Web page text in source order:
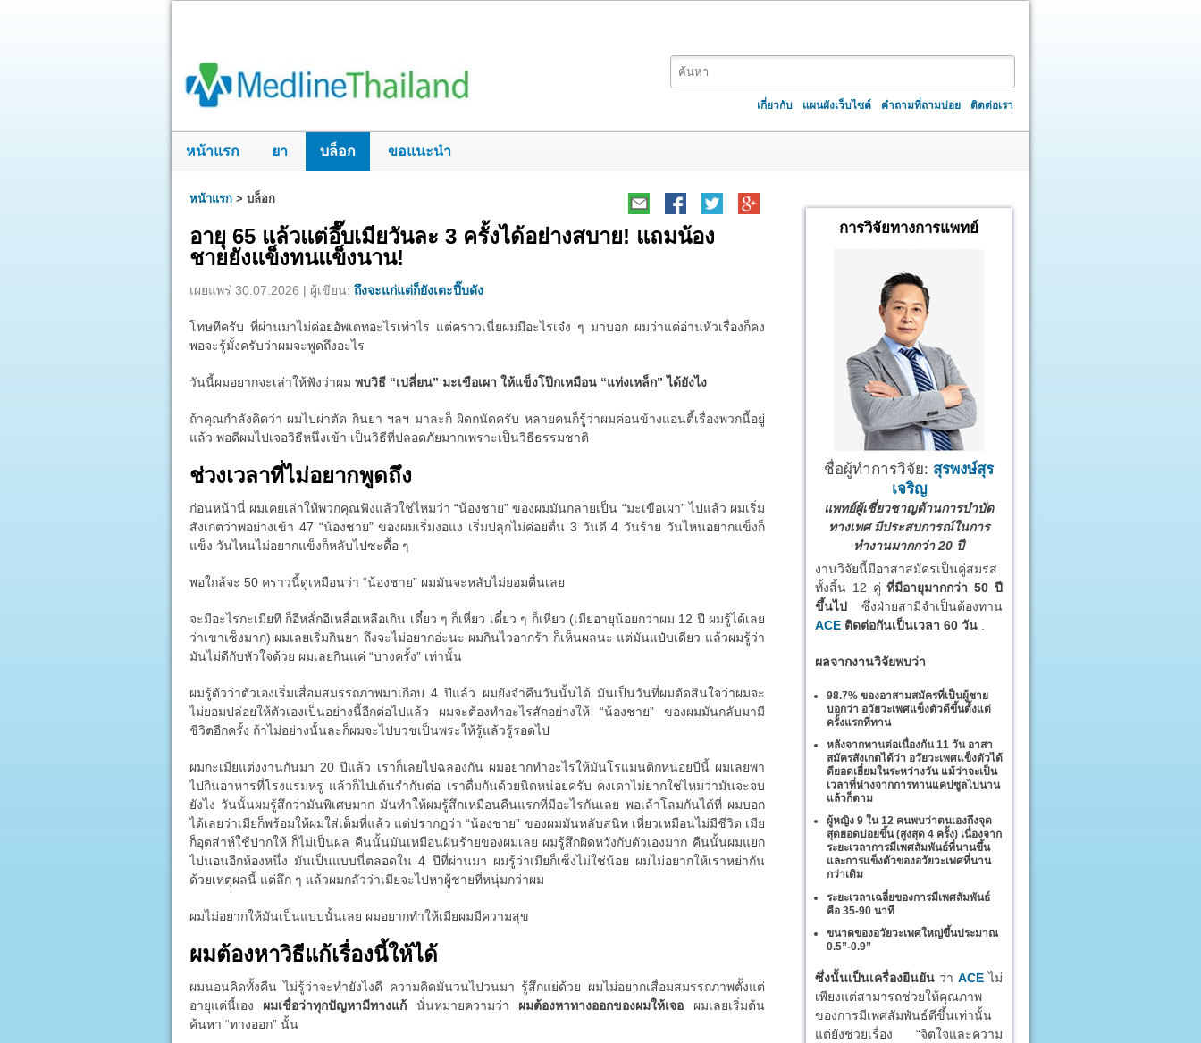
เกี่ยวกับ แผนผังเว็บไซต์ คำถามที่ถามบ่อย ติดต่อเรา
หน้าแรก ยา บล็อก ขอแนะนำ
หน้าแรก > บล็อก
อายุ 65 แล้วแต่อึ๊บเมียวันละ 3 ครั้งได้อย่างสบาย! แถมน้อง
ชายยังแข็งทนแข็งนาน!
เผยแพร่ 30.07.2026 | ผู้เขียน: ถึงจะแก่แต่ก็ยังเตะปี๊บดัง
โทษทีครับ ที่ผ่านมาไม่ค่อยอัพเดทอะไรเท่าไร แต่คราวเนี่ยผมมีอะไรเจ๋ง ๆ มาบอก ผมว่าแค่อ่านหัวเรื่องก็คง
พอจะรู้มั้งครับว่าผมจะพูดถึงอะไร
วันนี้ผมอยากจะเล่าให้ฟังว่าผม พบวิธี “เปลี่ยน” มะเขือเผา ให้แข็งโป๊กเหมือน “แท่งเหล็ก” ได้ยังไง
ถ้าคุณกำลังคิดว่า ผมไปผ่าตัด กินยา ฯลฯ มาละก็ ผิดถนัดครับ หลายคนก็รู้ว่าผมค่อนข้างแอนตี้เรื่องพวกนี้อยู่
แล้ว พอดีผมไปเจอวิธีหนึ่งเข้า เป็นวิธีที่ปลอดภัยมากเพราะเป็นวิธีธรรมชาติ
ช่วงเวลาที่ไม่อยากพูดถึง
ก่อนหน้านี่ ผมเคยเล่าให้พวกคุณฟังแล้วใช่ไหมว่า “น้องชาย” ของผมมันกลายเป็น “มะเขือเผา” ไปแล้ว ผมเริ่ม
สังเกตว่าพอย่างเข้า 47 “น้องชาย” ของผมเริ่มงอแง เริ่มปลุกไม่ค่อยตื่น 3 วันดี 4 วันร้าย วันไหนอยากแข็งก็
แข็ง วันไหนไม่อยากแข็งก็หลับไปซะดื้อ ๆ
พอใกล้จะ 50 คราวนี้ดูเหมือนว่า “น้องชาย” ผมมันจะหลับไม่ยอมตื่นเลย
จะมีอะไรกะเมียที ก็อีหลั่กอีเหลื่อเหลือเกิน เดี๋ยว ๆ ก็เหี่ยว เดี๋ยว ๆ ก็เหี่ยว (เมียอายุน้อยกว่าผม 12 ปี ผมรู้ได้เลย
ว่าเขาเซ็งมาก) ผมเลยเริ่มกินยา ถึงจะไม่อยากอ่ะนะ ผมกินไวอากร้า ก็เห็นผลนะ แต่มันแป๋บเดียว แล้วผมรู้ว่า
มันไม่ดีกับหัวใจด้วย ผมเลยกินแค่ “บางครั้ง” เท่านั้น
ผมรู้ตัวว่าตัวเองเริ่มเสื่อมสมรรถภาพมาเกือบ 4 ปีแล้ว ผมยังจำคืนวันนั้นได้ มันเป็นวันที่ผมตัดสินใจว่าผมจะ
ไม่ยอมปล่อยให้ตัวเองเป็นอย่างนี้อีกต่อไปแล้ว ผมจะต้องทำอะไรสักอย่างให้ “น้องชาย” ของผมมันกลับมามี
ชีวิตอีกครั้ง ถ้าไม่อย่างนั้นละก็ผมจะไปบวชเป็นพระให้รู้แล้วรู้รอดไป
ผมกะเมียแต่งงานกันมา 20 ปีแล้ว เราก็เลยไปฉลองกัน ผมอยากทำอะไรให้มันโรแมนติกหน่อยปีนี้ ผมเลยพา
ไปกินอาหารที่โรงแรมหรู แล้วก็ไปเต้นรำกันต่อ เราดื่มกันด้วยนิดหน่อยครับ คงเดาไม่ยากใช่ไหมว่ามันจะจบ
ยังไง วันนั้นผมรู้สึกว่ามันพิเศษมาก มันทำให้ผมรู้สึกเหมือนคืนแรกที่มีอะไรกันเลย พอเล้าโลมกันได้ที่ ผมบอก
ได้เลยว่าเมียก็พร้อมให้ผมใส่เต็มที่แล้ว แต่ปรากฏว่า “น้องชาย” ของผมมันหลับสนิท เหี่ยวเหมือนไม่มีชีวิต เมีย
ก็อุตส่าห์ใช้ปากให้ ก็ไม่เป็นผล คืนนั้นมันเหมือนฝันร้ายของผมเลย ผมรู้สึกผิดหวังกับตัวเองมาก คืนนั้นผมแยก
ไปนอนอีกห้องหนึ่ง มันเป็นแบบนี่ตลอดใน 4 ปีที่ผ่านมา ผมรู้ว่าเมียก็เซ็งไม่ใช่น้อย ผมไม่อยากให้เราหย่ากัน
ด้วยเหตุผลนี้ แต่ลึก ๆ แล้วผมกลัวว่าเมียจะไปหาผู้ชายที่หนุ่มกว่าผม
ผมไม่อยากให้มันเป็นแบบนั้นเลย ผมอยากทำให้เมียผมมีความสุข
ผมต้องหาวิธีแก้เรื่องนี้ให้ได้
ผมนอนคิดทั้งคืน ไม่รู้ว่าจะทำยังไงดี ความคิดมันวนไปวนมา รู้สึกแย่ด้วย ผมไม่อยากเสื่อมสมรรถภาพตั้งแต่
อายุแค่นี้เอง ผมเชื่อว่าทุกปัญหามีทางแก้ นั่นหมายความว่า ผมต้องหาทางออกของผมให้เจอ ผมเลยเริ่มต้น
ค้นหา “ทางออก” นั้น
การวิจัยทางการแพทย์
ชื่อผู้ทำการวิจัย: สุรพงษ์สุร
เจริญ
แพทย์ผู้เชี่ยวชาญด้านการบำบัด
ทางเพศ มีประสบการณ์ในการ
ทำงานมากกว่า 20 ปี
งานวิจัยนี้มีอาสาสมัครเป็นคู่สมรส
ทั้งสิ้น 12 คู่ที่มีอายุมากกว่า 50 ปี
ขึ้นไป ซึ่งฝ่ายสามีจำเป็นต้องทาน
ACE ติดต่อกันเป็นเวลา 60 วัน
ผลจากงานวิจัยพบว่า
98.7% ของอาสามสมัครที่เป็นผู้ชาย
บอกว่า อวัยวะเพศแข็งตัวดีขึ้นตั้งแต่
ครั้งแรกที่ทาน
หลังจากทานต่อเนื่องกัน 11 วัน อาสา
สมัครสังเกตได้ว่า อวัยวะเพศแข็งตัวได้
ดียอดเยี่ยมในระหว่างวัน แม้ว่าจะเป็น
เวลาที่ห่างจากการทานแคปซูลไปนาน
แล้วก็ตาม
ผู้หญิง 9 ใน 12 คนพบว่าตนเองถึงจุด
สุดยอดบ่อยขึ้น (สูงสุด 4 ครั้ง) เนื่องจาก
ระยะเวลาการมีเพศสัมพันธ์ที่นานขึ้น
และการแข็งตัวของอวัยวะเพศที่นาน
กว่าเดิม
ระยะเวลาเฉลี่ยของการมีเพศสัมพันธ์
คือ 35-90 นาที
ขนาดของอวัยวะเพศใหญ่ขึ้นประมาณ
0.5”-0.9”
ซึ่งนั้นเป็นเครื่องยืนยัน ว่า ACE ไม่
เพียงแต่สามารถช่วยให้คุณภาพ
ของการมีเพศสัมพันธ์ดีขึ้นเท่านั้น
แต่ยังช่วยเรื่อง “จิตใจและความ